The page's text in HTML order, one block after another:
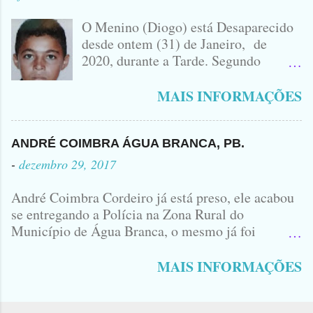
IDOMINIS FIDELIS VEÍCULO
ENVOLVIDO NO ACIDENTE UMA
MONTANA NA FOTO VOCÊS
PODEM OBSERVAR QUE TODAS...
O Menino (Diogo) está Desaparecido
desde ontem (31) de Janeiro, de
2020, durante a Tarde. Segundo
Bairro Jardim Karlota, aqui em
Companhia de dois Elementos. [83]9
98356406 - Se você souber de alguma
Informação, favor avisar através deste
Luciana, ela tá Desesperada.
MAIS INFORMAÇÕES
ANDRÉ COIMBRA ÁGUA BRANCA, PB.
- dezembro 29, 2017
André Coimbra Cordeiro já está preso, ele acabou
se entregando a Polícia na Zona Rural do
Município de Água Branca, o mesmo já foi
cedo, tinha surgido a informação que, o acusado,
MAIS INFORMAÇÕES